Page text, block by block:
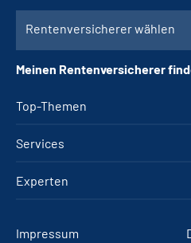
Top-Themen
Services
Experten
Rentenversicherer wählen
Meinen Rentenversicherer
Impressum